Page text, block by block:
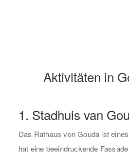
Aktivitäten in
1. Stadhuis van
Das Rathaus von Gouda ist
hat eine beeindruckende